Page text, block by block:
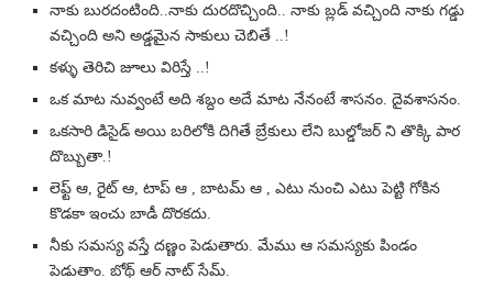
నాకు బురదంటింది..నాకు దురదొచ్చింది.. నాకు బ్లడ్ వచ్చింది నాకు గడ్డు
వచ్చింది అని అడ్డమైన సాకులు చెబితే ..!
కళ్ళు తెరిచి జూలు విరిస్తే ..!
ఒక మాట నువ్వంటే అది శబ్దం అదే మాట నేనంటే శాసనం. దైవశాసనం.
ఒకసారి డిసైడ్ అయి బరిలోకి దిగితే బ్రేకులు లేని బుల్డోజర్ ని తొక్కి పార
దొబ్బుతా.!
లెఫ్ట్ ఆ, రైట్ ఆ, టాప్ ఆ , బాటమ్ ఆ , ఎటు నుంచి ఎటు పెట్టి గోకిన
కొడకా ఇంచు బాడీ దొరకదు.
నీకు సమస్య వస్తే దణ్ణం పెడుతారు. మేము ఆ సమస్యకు పిండం
పెడుతాం. బోథ్ ఆర్ నాట్ సేమ్.